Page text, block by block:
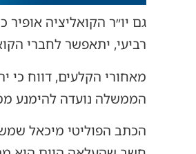
גם יו״ר הקואליציה
רביעי, יתאפשר לחברי
מאחורי הקלעים, דווח
הממשלה נועדה להימנע
הכתב הפוליטי מיכאל